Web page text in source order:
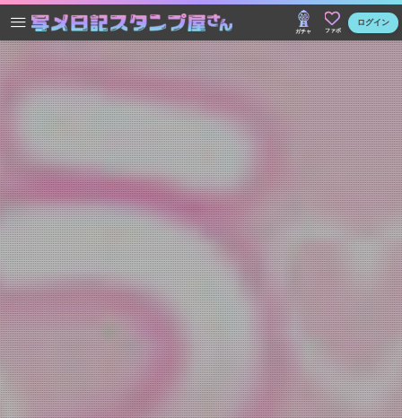
ガチャ ファボ
ログイン